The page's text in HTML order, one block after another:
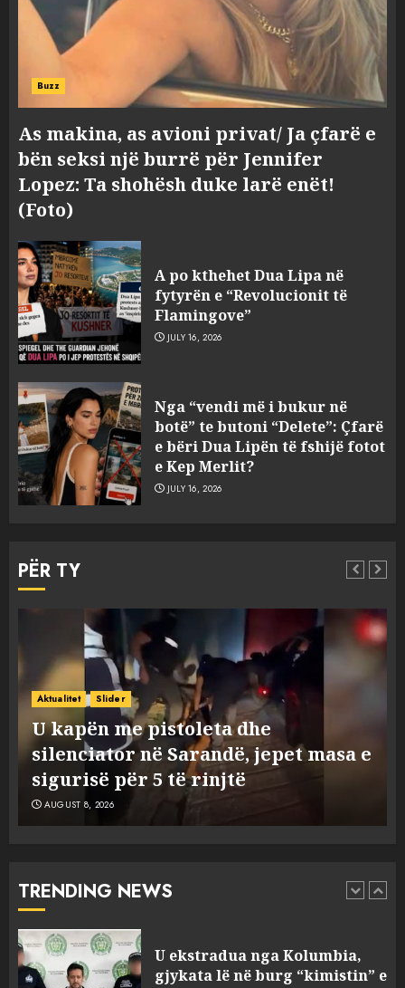
Buzz
As makina, as avioni privat/ Ja çfarë e
bën seksi një burrë për Jennifer
Lopez: Ta shohësh duke larë enët!
(Foto)
A po kthehet Dua Lipa në
fytyrën e “Revolucionit të
Flamingove”
JULY 16, 2026
Nga “vendi më i bukur në
botë” te butoni “Delete”: Çfarë
e bëri Dua Lipën të fshijë fotot
e Kep Merlit?
JULY 16, 2026
PËR TY
Aktualitet Slider
Objekte misterioze fluturojnë me
shpejtësi mbi lagje të banuara,
Pentagoni publikon dosje të reja
mbi UFO-t
AUGUST 8, 2026
TRENDING NEWS
3
Tragjedia në Gjermani, këta
janë tre shqiptarët që humbën
jetën në aksident
4
silenciator në Sarandë, jepet
masa e sigurisë për 5 të rinjtë
5
Objekte misterioze fluturojnë
me shpejtësi mbi lagje të
banuara, Pentagoni publikon
dosje të reja mbi UFO-t
AUGUST 8, 2026
1
“Ngecin” në portin e Durrësit
AUGUST 8, 2026
U ekstradua nga Kolumbia,
gjykata lë në burg “kimistin” e